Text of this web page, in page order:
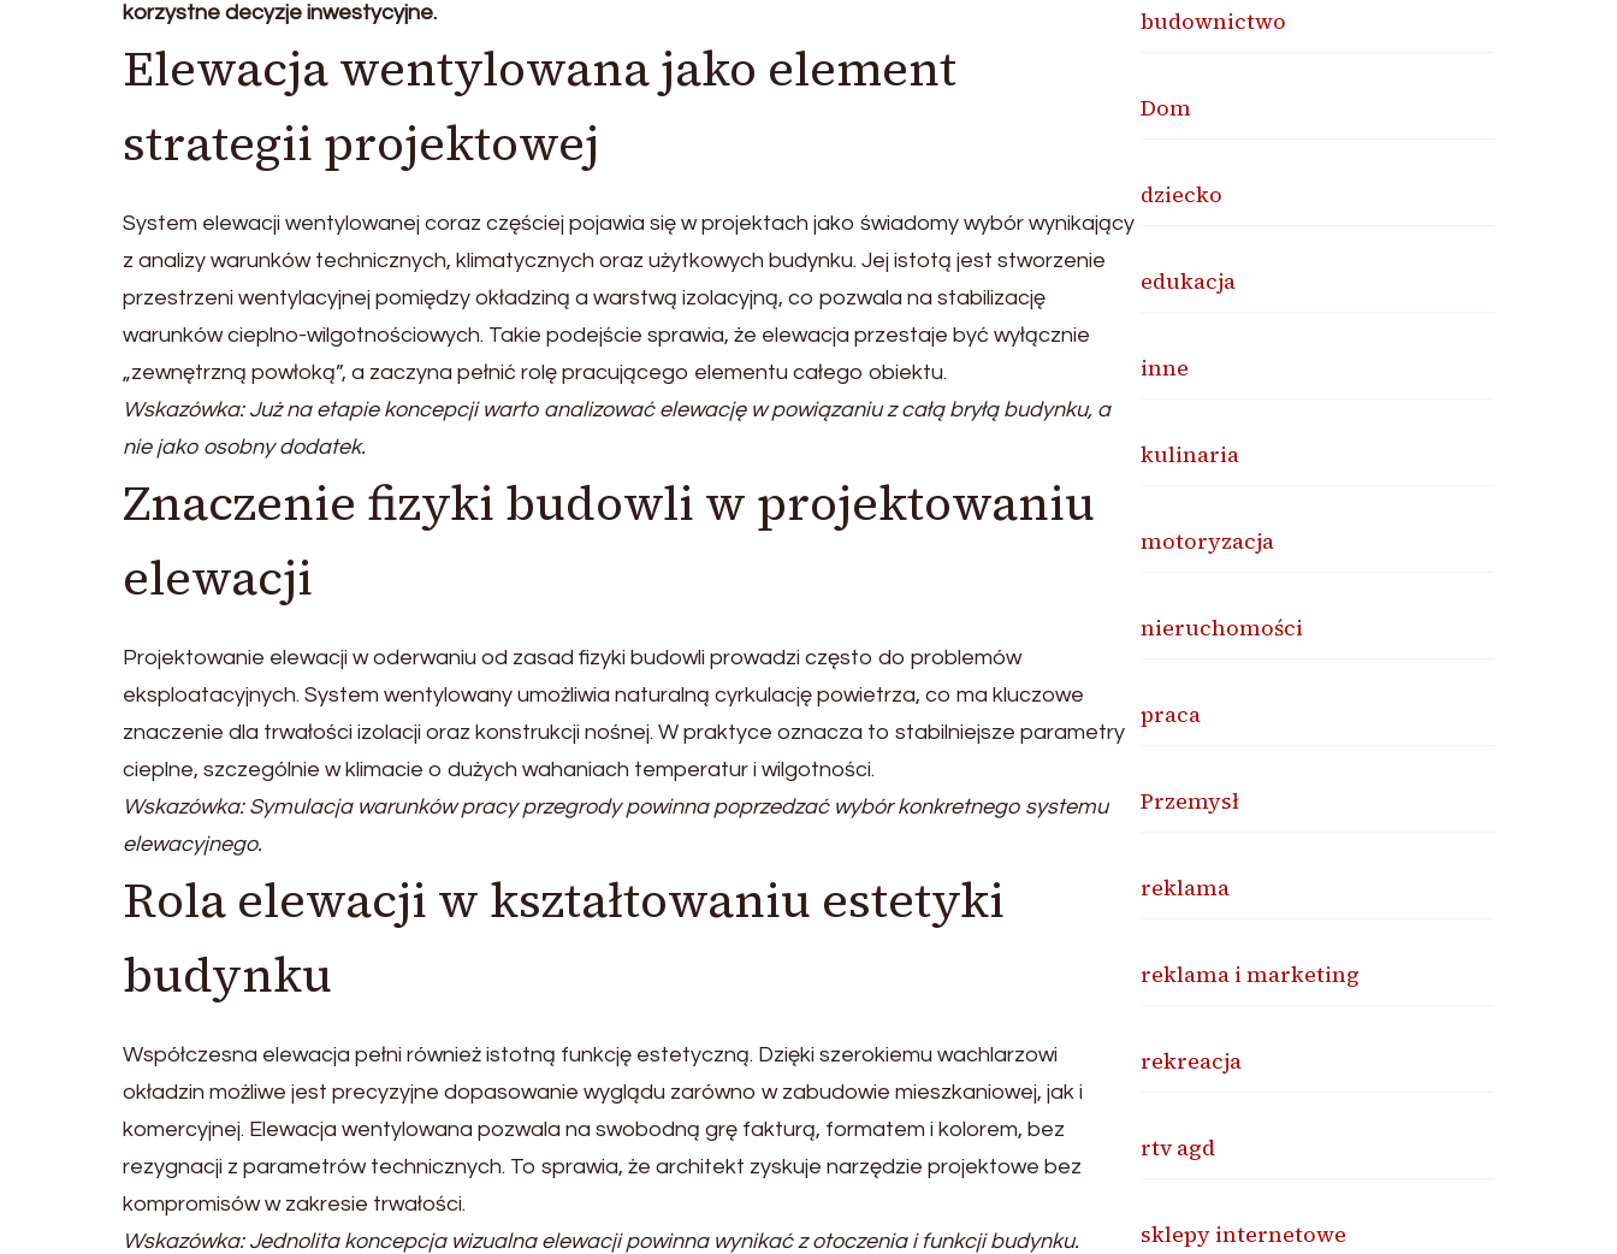
korzystne decyzje inwestycyjne.
Elewacja wentylowana jako element
strategii projektowej
System elewacji wentylowanej coraz częściej pojawia się w projektach jako świadomy wybór wynikający
z analizy warunków technicznych, klimatycznych oraz użytkowych budynku. Jej istotą jest stworzenie
przestrzeni wentylacyjnej pomiędzy okładziną a warstwą izolacyjną, co pozwala na stabilizację
warunków cieplno-wilgotnościowych. Takie podejście sprawia, że elewacja przestaje być wyłącznie
„zewnętrzną powłoką”, a zaczyna pełnić rolę pracującego elementu całego obiektu.
Wskazówka: Już na etapie koncepcji warto analizować elewację w powiązaniu z całą bryłą budynku, a
nie jako osobny dodatek.
Znaczenie fizyki budowli w projektowaniu
elewacji
Projektowanie elewacji w oderwaniu od zasad fizyki budowli prowadzi często do problemów
eksploatacyjnych. System wentylowany umożliwia naturalną cyrkulację powietrza, co ma kluczowe
znaczenie dla trwałości izolacji oraz konstrukcji nośnej. W praktyce oznacza to stabilniejsze parametry
cieplne, szczególnie w klimacie o dużych wahaniach temperatur i wilgotności.
Wskazówka: Symulacja warunków pracy przegrody powinna poprzedzać wybór konkretnego systemu
elewacyjnego.
Rola elewacji w kształtowaniu estetyki
budynku
Współczesna elewacja pełni również istotną funkcję estetyczną. Dzięki szerokiemu wachlarzowi
okładzin możliwe jest precyzyjne dopasowanie wyglądu zarówno w zabudowie mieszkaniowej, jak i
komercyjnej. Elewacja wentylowana pozwala na swobodną grę fakturą, formatem i kolorem, bez
rezygnacji z parametrów technicznych. To sprawia, że architekt zyskuje narzędzie projektowe bez
kompromisów w zakresie trwałości.
Wskazówka: Jednolita koncepcja wizualna elewacji powinna wynikać z otoczenia i funkcji budynku.
budownictwo
Dom
dziecko
edukacja
inne
kulinaria
motoryzacja
nieruchomości
praca
Przemysł
reklama
reklama i marketing
rekreacja
rtv agd
sklepy internetowe